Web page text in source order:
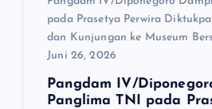
pada Prasetya Perwira
dan Kunjungan ke Museum
Juni 26, 2026
Pangdam IV/
Panglima TNI pada